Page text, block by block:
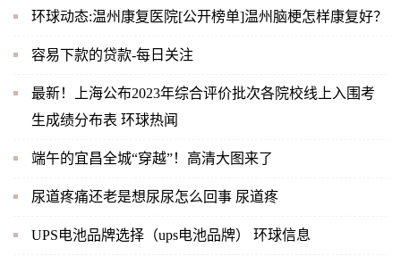
环球动态:温州康复医院[公开榜单]温州脑梗怎样康复好？
容易下款的贷款-每日关注
最新！上海公布2023年综合评价批次各院校线上入围考
生成绩分布表 环球热闻
端午的宜昌全城“穿越”！高清大图来了
尿道疼痛还老是想尿尿怎么回事 尿道疼
UPS电池品牌选择（ups电池品牌） 环球信息